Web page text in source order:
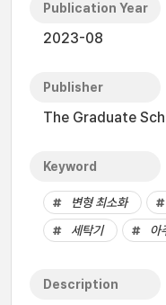
Publication Year
2023-08
Publisher
The Graduate
Keyword
변형 최소화
세탁기
아
Description